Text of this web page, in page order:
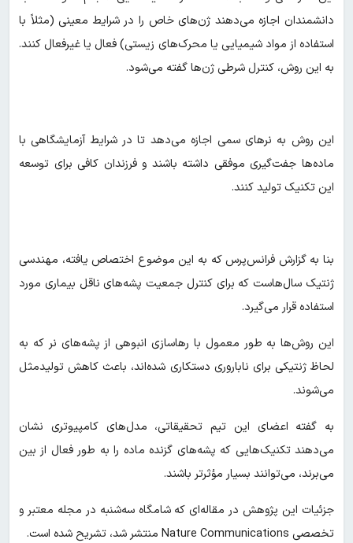
دانشمندان اجازه می‌دهند ژن‌های خاص را در شرایط معینی (مثلاً با
استفاده از مواد شیمیایی یا محرک‌های زیستی) فعال یا غیرفعال کنند.
به این روش، کنترل شرطی ژن‌ها گفته می‌شود.
این روش به نرهای سمی اجازه می‌دهد تا در شرایط آزمایشگاهی با
ماده‌ها جفت‌گیری موفقی داشته باشند و فرزندان کافی برای توسعه
این تکنیک تولید کنند.
بنا به گزارش فرانس‌پرس که به این موضوع اختصاص یافته، مهندسی
ژنتیک سال‌هاست که برای کنترل جمعیت پشه‌های ناقل بیماری مورد
استفاده قرار می‌گیرد.
این روش‌ها به طور معمول با رهاسازی انبوهی از پشه‌های نر که به
لحاظ ژنتیکی برای ناباروری دستکاری شده‌اند، باعث کاهش تولیدمثل
می‌شوند.
به گفته اعضای این تیم تحقیقاتی، مدل‌های کامپیوتری نشان
می‌دهند تکنیک‌هایی که پشه‌های گزنده ماده را به طور فعال از بین
می‌برند، می‌توانند بسیار مؤثرتر باشند.
جزئیات این پژوهش در مقاله‌ای که شامگاه سه‌شنبه در مجله‌ معتبر و
تخصصی Nature Communications منتشر شد، تشریح شده است.